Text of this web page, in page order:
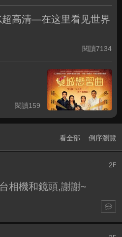
超高清—在这里看见世界
閱讀7134
閱讀159
看全部 倒序瀏覽
2 F
相機和鏡頭,謝謝~